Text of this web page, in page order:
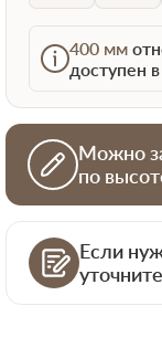
400 мм
доступен
Можно
по
Если